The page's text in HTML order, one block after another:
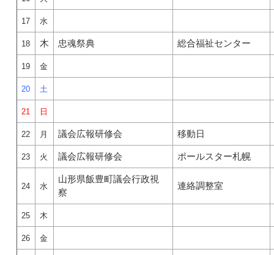
17 水
18 木 忠魂祭典 総合福祉センター
19 金
20 土
21 日
22 月 議会広報研修会 移動日
23 火 議会広報研修会 ポールスター札幌
24 水
山形県飯豊町議会行政視
察
連絡調整室
25 木
26 金